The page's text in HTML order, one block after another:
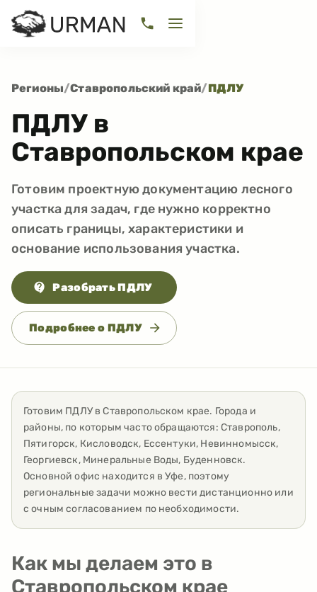
Регионы/Ставропольский край/ПДЛУ
ПДЛУ в
Ставропольском крае
Готовим проектную документацию лесного
участка для задач, где нужно корректно
описать границы, характеристики и
основание использования участка.
Разобрать ПДЛУ
Подробнее о ПДЛУ
Готовим ПДЛУвСтавропольском крае. Города и
районы, по которым часто обращаются: Ставрополь,
Пятигорск, Кисловодск, Ессентуки, Невинномысск,
Георгиевск, Минеральные Воды, Буденновск.
Основной офис находится в Уфе, поэтому
региональные задачи можно вести дистанционно или
с очным согласованием по необходимости.
Как мы делаем это в
Ставропольском крае